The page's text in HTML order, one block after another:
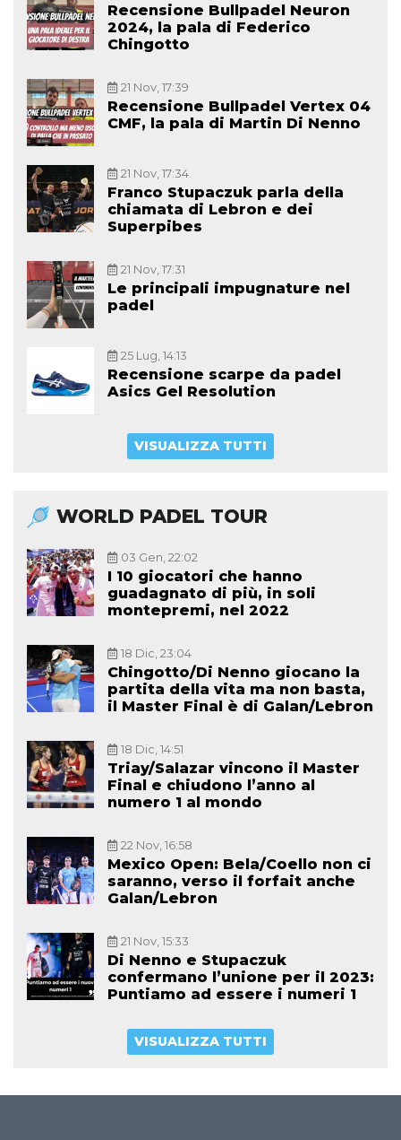
Recensione Bullpadel Neuron
2024, la pala di Federico
Chingotto
21 Nov, 17:39
Recensione Bullpadel Vertex 04
CMF, la pala di Martin Di Nenno
21 Nov, 17:34
Franco Stupaczuk parla della
chiamata di Lebron e dei
Superpibes
21 Nov, 17:31
Le principali impugnature nel
padel
25 Lug, 14:13
Recensione scarpe da padel
Asics Gel Resolution
VISUALIZZA TUTTI
WORLD PADEL TOUR
03 Gen, 22:02
I 10 giocatori che hanno
guadagnato di più, in soli
montepremi, nel 2022
18 Dic, 23:04
Chingotto/Di Nenno giocano la
partita della vita ma non basta,
il Master Final è di Galan/Lebron
18 Dic, 14:51
Triay/Salazar vincono il Master
Final e chiudono l’anno al
numero 1 al mondo
22 Nov, 16:58
Mexico Open: Bela/Coello non ci
saranno, verso il forfait anche
Galan/Lebron
21 Nov, 15:33
Di Nenno e Stupaczuk
confermano l’unione per il 2023:
Puntiamo ad essere i numeri 1
VISUALIZZA TUTTI